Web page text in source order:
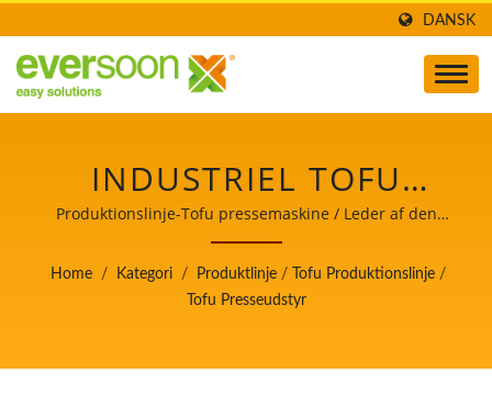
DANSK
INDUSTRIEL TOFU
PRESSE, TOFU VAND
PRESSE, TOFU PRESSE,
TOFU FORM PRESSE,
Produktionslinje-Tofu pressemaskine / Leder af den
automatiske tofu- og sojamælkefremstillingsmaskine
med højeste prioritet i fødevaresikkerhed.
Home / Kategori / Produktlinje / Tofu Produktionslinje /
Tofu Presseudstyr